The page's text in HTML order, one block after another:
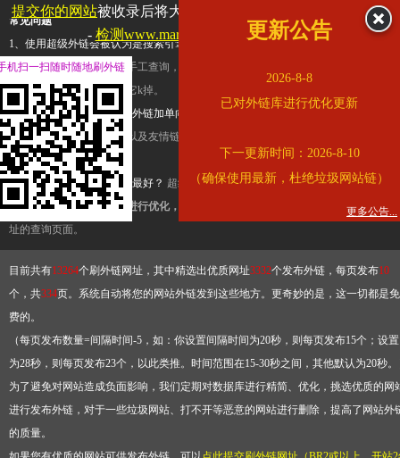
常见问题
1、使用超级外链会被认为是搜索引擎优化作弊吗？ 超级外链只是一个简便而集成
查询工具，模拟的是正常手工查询，不是作弊。如果是作弊，那您可以使用超级外
推广竞争对手的网址，让它k掉。
2、网站优化单纯依靠超级外链加单向链接可行吗？
链，需要结合普通的外链以及友情链接，您可以到站长论坛发布外链，到友情链接
台交换友情链接。
3、如何使用超级外链效果最好？ 超级外链不同于普通的外链，它是动态的链接，
有频繁使用超级外链工具进行优化，才能获得稳定的外链
，最终使搜索引擎收录带
址的查询页面。
目前共有13264个刷外链网址，其中精选出优质网址3332个发布外链，每页发布10
个，共334页。系统自动将您的网站外链发到这些地方。更奇妙的是，这一切都是免
费的。
（每页发布数量=间隔时间-5，如：你设置间隔时间为20秒，则每页发布15个；设置
为28秒，则每页发布23个，以此类推。时间范围在15-30秒之间，其他默认为20秒
为了避免对网站造成负面影响，我们定期对数据库进行精简、优化，挑选优质的网
进行发布外链，对于一些垃圾网站、打不开等恶意的网站进行删除，提高了网站外
的质量。
提交你的网站被收录后将大幅提升流量和外链，
查看展示页面
- 检测www.marriott.com.cn是否收录
更新公告
2026-8-8
已对外链库进行优化更新
下一更新时间：2026-8-10
（确保使用最新，杜绝垃圾网站链）
更多公告...
机扫一扫随时随地刷外链